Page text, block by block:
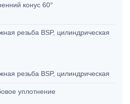
конус 60°
резьба BSP, цилиндрическая
резьба BSP, цилиндрическая
уплотнение